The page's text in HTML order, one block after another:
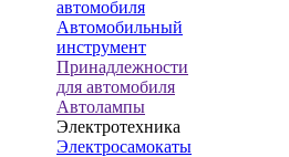
автомобиля
Автомобильный
инструмент
Принадлежности
для автомобиля
Автолампы
Электротехника
Электросамокаты